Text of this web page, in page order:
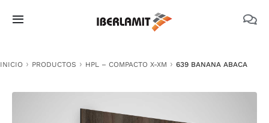
Toggle
NOSOTROS
INICIO PRODUCTOS HPL – COMPACTO X-XM 639 BANANA ABACA